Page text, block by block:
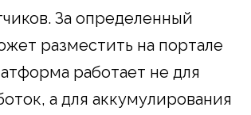
За определенный
разместить на портале
работает не для
а для аккумулирования